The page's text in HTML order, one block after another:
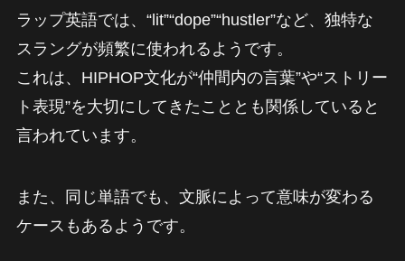
ラップ英語では、“lit”“dope”“hustler”など、独特な
スラングが頻繁に使われるようです。
これは、HIPHOP文化が“仲間内の言葉”や“ストリー
ト表現”を大切にしてきたこととも関係していると
言われています。
また、同じ単語でも、文脈によって意味が変わる
ケースもあるようです。